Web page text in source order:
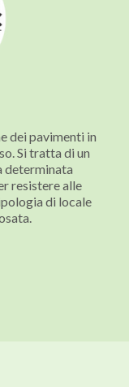
dei pavimenti in
Si tratta di un
determinata
resistere alle
di locale